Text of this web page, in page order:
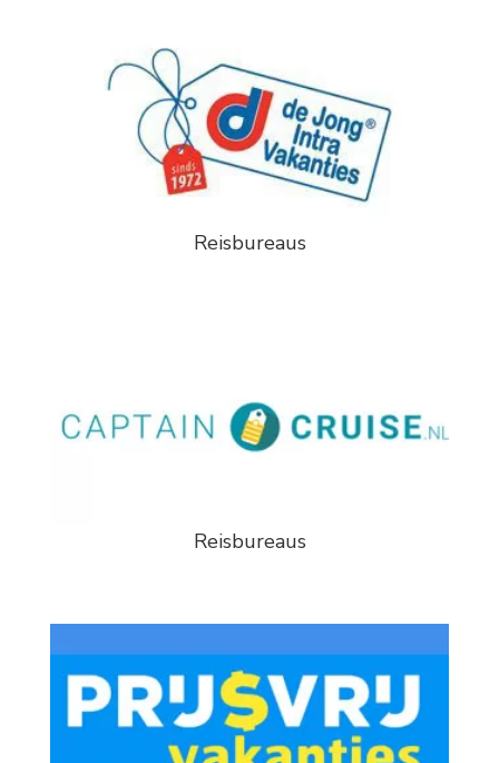
Reisbureaus
Reisbureaus